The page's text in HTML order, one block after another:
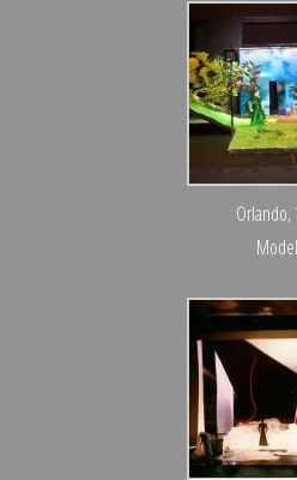
Orlando,